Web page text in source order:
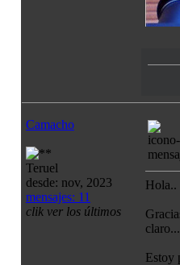
Camacho
Teruel
desde: nov, 2023
mensajes: 11
clik ver los últimos
Hola..
claro...
Estoy